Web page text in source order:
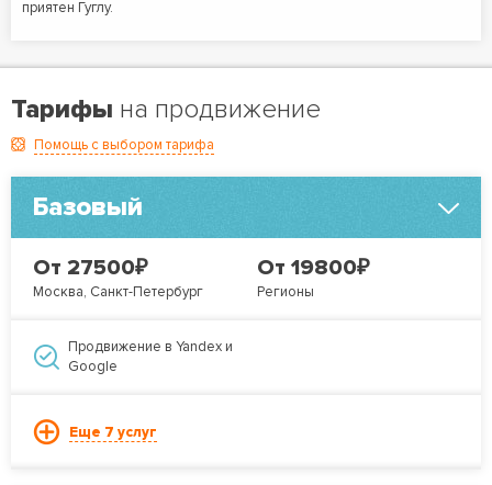
приятен Гуглу.
Тарифы на продвижение
Помощь с выбором тарифа
Базовый
От 27500₽
Москва, Санкт-Петербург
От 19800₽
Регионы
Продвижение в Yandex и
Google
Еще 7 услуг